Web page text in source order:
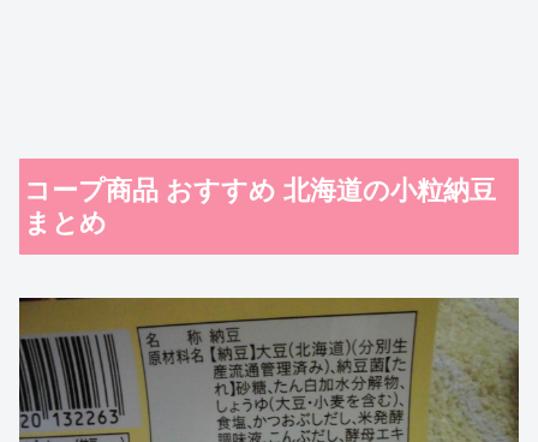
コープ商品 おすすめ 北海道の小粒納豆
まとめ